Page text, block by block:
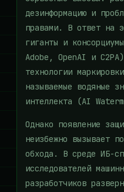
дезинформацию и
правами. В ответ на
гиганты и
Adobe, OpenAI и
технологии
называемые водяные
интеллекта (AI
Однако появление
неизбежно вызывает
обхода. В среде ИБ-
исследователей
разработчиков